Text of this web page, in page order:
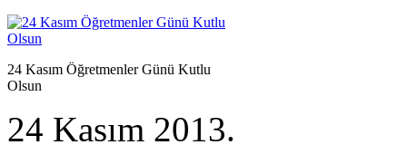
24 Kasım Öğretmenler Günü Kutlu
Olsun
24 Kasım 2013.